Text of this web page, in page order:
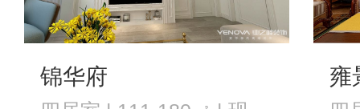
锦华府 雍